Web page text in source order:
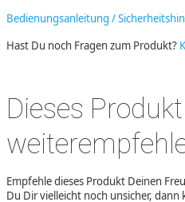
Bedienungsanleitung /
Hast Du noch Fragen zum Produkt?
Dieses Produkt
Empfehle dieses Produkt Deinen
Du Dir vielleicht noch unsicher,